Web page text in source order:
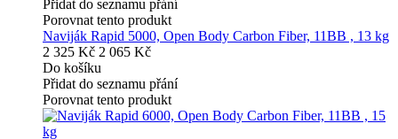
Přidat do seznamu přání
Porovnat tento produkt
Naviják Rapid 5000, Open Body Carbon Fiber, 11BB , 13 kg
2 325 Kč 2 065 Kč
Do košíku
Přidat do seznamu přání
Porovnat tento produkt